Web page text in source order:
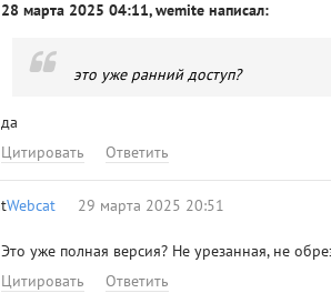
28 марта 2025 04:11, wemite написал:
это уже ранний доступ?
да
Цитировать
Ответить
Webcat 29 марта 2025 20:51
Это уже полная версия? Не урезанная, не
Цитировать
Ответить